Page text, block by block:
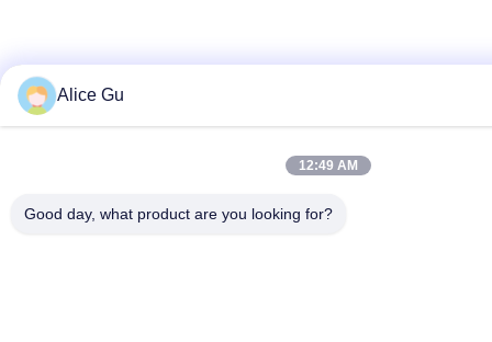
Alice Gu
12:49 AM
Good day, what product are you looking for?